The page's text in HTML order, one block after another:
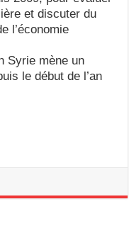
et discuter du
l’économie
Syrie mène un
le début de l’an